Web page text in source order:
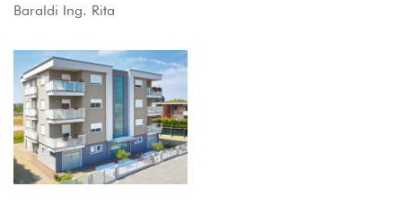
Baraldi Ing. Rita